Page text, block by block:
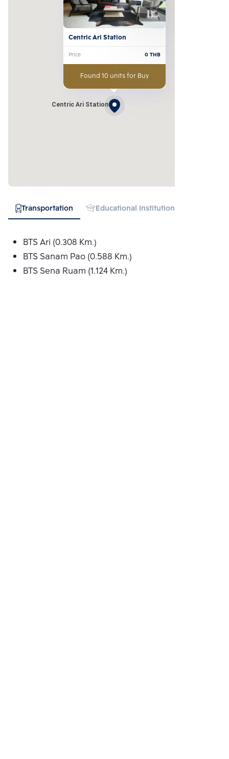
Centric Ari Station
Centric Ari Station
Price 0THB
Found 10 units for Buy
Transportation Educational Institution
BTS Ari (0.308 Km.)
BTS Sanam Pao (0.588 Km.)
BTS Sena Ruam (1.124 Km.)